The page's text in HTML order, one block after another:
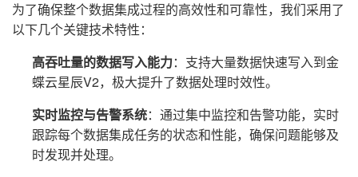
为了确保整个数据集成过程的高效性和可靠性，我们采用了
以下几个关键技术特性：
高吞吐量的数据写入能力：支持大量数据快速写入到金
蝶云星辰V2，极大提升了数据处理时效性。
实时监控与告警系统：通过集中监控和告警功能，实时
跟踪每个数据集成任务的状态和性能，确保问题能够及
时发现并处理。